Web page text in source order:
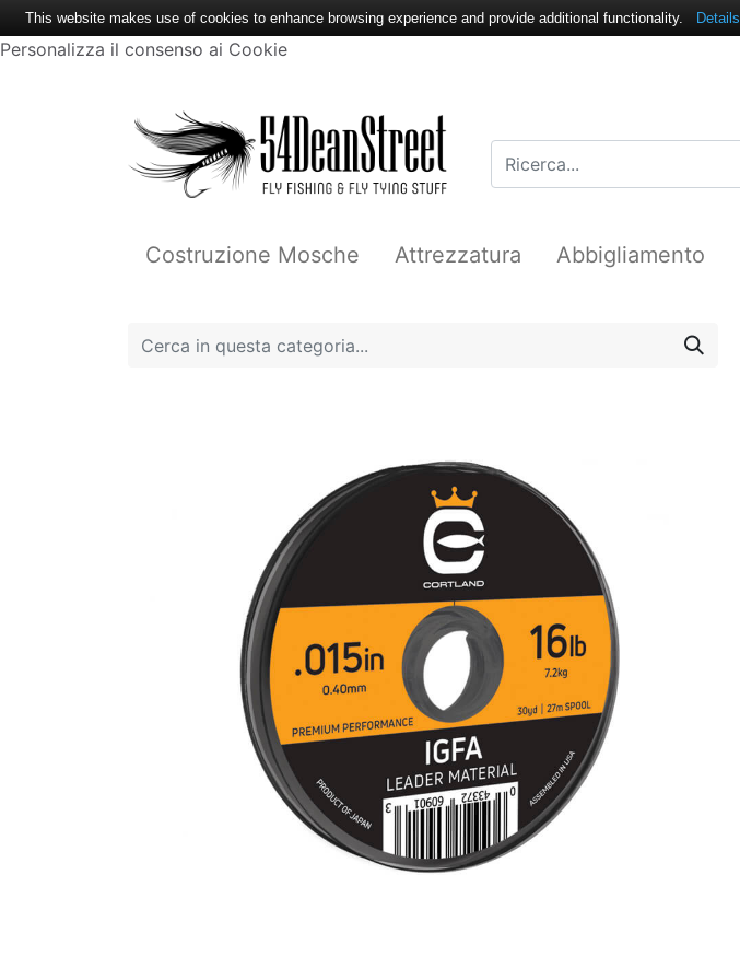
Personalizza il consenso ai Cookie
Costruzione Mosche Attrezzatura Abbigliamento
This website makes use of cookies to enhance browsing experience and provide additional functionality. Details